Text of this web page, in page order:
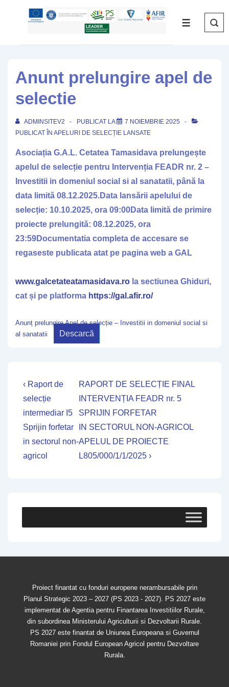
MENIU
Anunt prelungire apel de
selectie
ADMINSITEV2 PUBLICAT LA
7 NOIEMBRIE 2025
PUBLICAT ÎN APELURI DE SELECȚIE LANSATE
Asociația G.A.L. Cetatea Tamasidava prelungește
apelul de selecție pentru Intervenția FEADR nr. 2 –
Investitii in domeniul social si al sanatatii, până la
data limită 08.12.2025.Data lansării apelului de
selecție: 10.10.2025, ora 09:00Data limită de primire
proiecte prelungită: 08.12.2025, ora
23:59Documentatia completa de accesare se
regaseste publicata atat pe pagina web a GAL
www.galcetateatamasidava.ro la sectiunea Ghiduri,
cat și pe platforma https://gal.afir.ro/
Anunț prelungire Apel de selecție – Investitii in domeniul social si
al sanatatii
Descarcă
Navigare
în
articole
Previous
Post
is
‹ Raport de
selecție
intermediar I5
Sprijin forfetar
in sectorul non-
agricol
Next
Post
is
RAPORT DE SELECȚIE FINAL
INTERVENȚIA FEADR nr. 5
SPRIJIN FORFETAR
IN SECTORUL NON-AGRICOL
APELUL DE PROIECTE
L805/000/1/1/2025 ›
Proiect finantat cu fonduri europene nerambursabile prin
Planul Strategic 2023 – 2027 (PS 2023 - 2027). PS 2027 este
implementat de Agentia pentru Finantarea Investitiilor Rurale,
din subordinea Ministerului Agriculturii si Dezvoltarii Rurale.
PS 2027 este finantat de Uniunea Europeana si Guvernul
Romaniei prin Fondul European Agricol pentru Dezvoltare
Rurala.